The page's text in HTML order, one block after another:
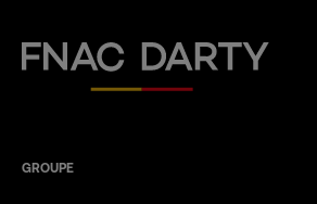
Fnac Darty
GROUPE